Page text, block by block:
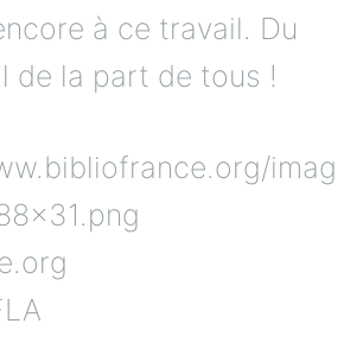
à ce travail. Du
de la part de tous !